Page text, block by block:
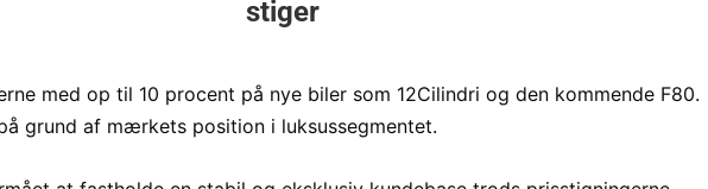
med op til 10 procent på nye biler som 12Cilindri og den kommende F80.
grund af mærkets position i luksussegmentet.